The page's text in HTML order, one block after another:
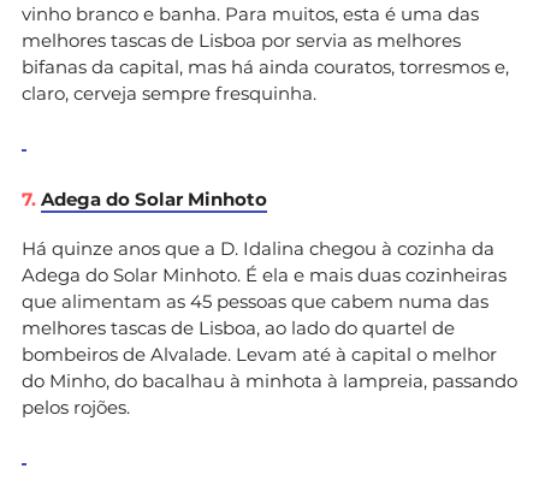
vinho branco e banha. Para muitos, esta é uma das
melhores tascas de Lisboa por servia as melhores
bifanas da capital, mas há ainda couratos, torresmos e,
claro, cerveja sempre fresquinha.
7. Adega do Solar Minhoto
Há quinze anos que a D. Idalina chegou à cozinha da
Adega do Solar Minhoto. É ela e mais duas cozinheiras
que alimentam as 45 pessoas que cabem numa das
melhores tascas de Lisboa, ao lado do quartel de
bombeiros de Alvalade. Levam até à capital o melhor
do Minho, do bacalhau à minhota à lampreia, passando
pelos rojões.